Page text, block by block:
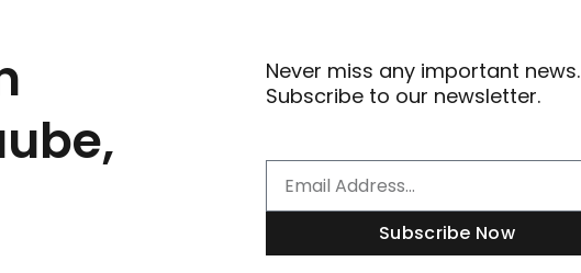
Never miss any important news.
Subscribe to our newsletter.
Subscribe Now